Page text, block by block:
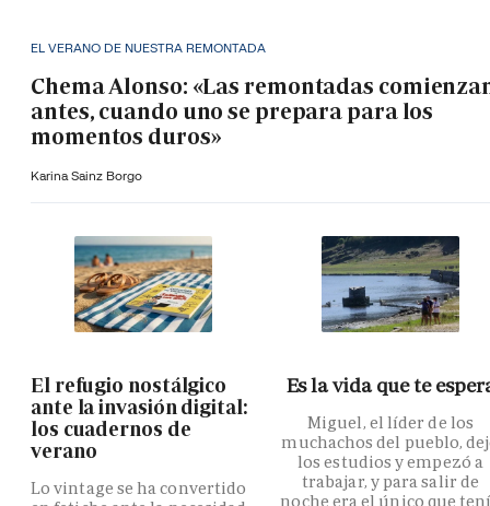
EL VERANO DE NUESTRA REMONTADA
Chema Alonso: «Las remontadas
antes, cuando uno se prepara para los
momentos duros»
Karina Sainz Borgo
El refugio nostálgico
ante la invasión digital:
los cuadernos de
verano
Lo vintage se ha convertido
Es la vida que te
Miguel, el líder de los
muchachos del pueblo,
los estudios y empezó a
trabajar, y para salir de
noche era el único que